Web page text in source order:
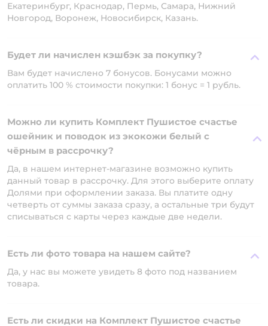
Екатеринбург, Краснодар, Пермь, Самара, Нижний
Новгород, Воронеж, Новосибирск, Казань.
Будет ли начислен кэшбэк за покупку?
Вам будет начислено 7 бонусов. Бонусами можно
оплатить 100 % стоимости покупки: 1 бонус = 1 рубль.
Можно ли купить Комплект Пушистое счастье
ошейник и поводок из экокожи белый с
чёрным в рассрочку?
Да, в нашем интернет-магазине возможно купить
данный товар в рассрочку. Для этого выберите оплату
Долями при оформлении заказа. Вы платите одну
четверть от суммы заказа сразу, а остальные три будут
списываться с карты через каждые две недели.
Есть ли фото товара на нашем сайте?
Да, у нас вы можете увидеть 8 фото под названием
товара.
Есть ли скидки на Комплект Пушистое счастье